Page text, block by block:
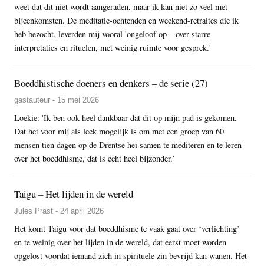
weet dat dit niet wordt aangeraden, maar ik kan niet zo veel met
bijeenkomsten. De meditatie-ochtenden en weekend-retraites die ik
heb bezocht, leverden mij vooral 'ongeloof op – over starre
interpretaties en rituelen, met weinig ruimte voor gesprek.'
Boeddhistische doeners en denkers – de serie (27)
gastauteur - 15 mei 2026
Loekie: 'Ik ben ook heel dankbaar dat dit op mijn pad is gekomen.
Dat het voor mij als leek mogelijk is om met een groep van 60
mensen tien dagen op de Drentse hei samen te mediteren en te leren
over het boeddhisme, dat is echt heel bijzonder.’
Taigu – Het lijden in de wereld
Jules Prast - 24 april 2026
Het komt Taigu voor dat boeddhisme te vaak gaat over ‘verlichting’
en te weinig over het lijden in de wereld, dat eerst moet worden
opgelost voordat iemand zich in spirituele zin bevrijd kan wanen. Het